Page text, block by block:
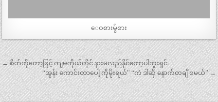
ေဝစားမ်ွစား
Post
navigation
← စိတ်ကိုတော့ဖြင့် ကျမကိုယ်တိုင် နားမလည်နိုင်တော့ပါဘူးရှင်.
“အွန်း ကောင်းတာပေါ့ ကိုမိုးရယ်” “ကဲ ဒါဆို နောက်တချီ စမယ်” →